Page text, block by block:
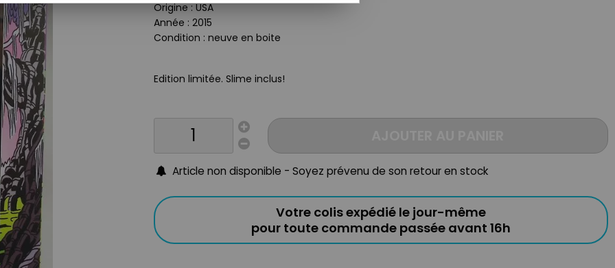
Origine : USA
Année : 2015
Condition : neuve en boite
Edition limitée. Slime inclus!
Article non disponible - Soyez prévenu de son retour en stock
Votre colis expédié le jour-même
pour toute commande passée avant 16h